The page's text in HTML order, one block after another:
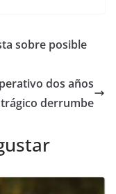
sobre posible
dos años
derrumbe